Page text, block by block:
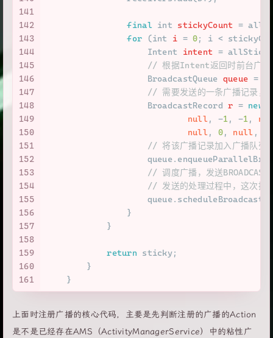
141
142
143
144
145
146
147
148
149
150
151
152
153
154
155
156
157
158
159
160
161
final int stickyCount =
for (int i = 0; i <
Intent
intent =
// 根据Intent返回时前台广播
BroadcastQueue queue =
// 需要发送的一条广播记录，
BroadcastRecord r = new
null , -1 , -1 ,
null , 0, null ,
// 将该广播记录加入广播队列
// 调度广播，发送
// 发送的处理过程中，这次推
                }
            }
return sticky;
        }
    }
上面时注册广播的核心代码，主要是先判断注册的广播的Action
是不是已经存在AMS（ActivityManagerService）中的粘性广